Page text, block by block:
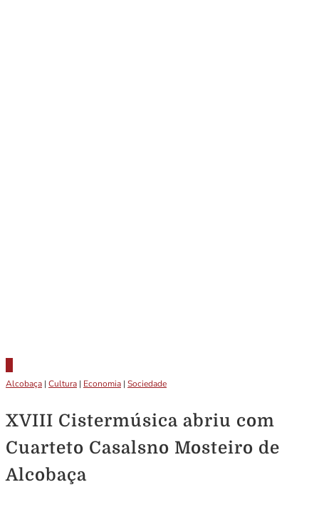
Alcobaça | Cultura | Economia | Sociedade
XVIII Cistermúsica abriu com
Cuarteto Casalsno Mosteiro de
Alcobaça